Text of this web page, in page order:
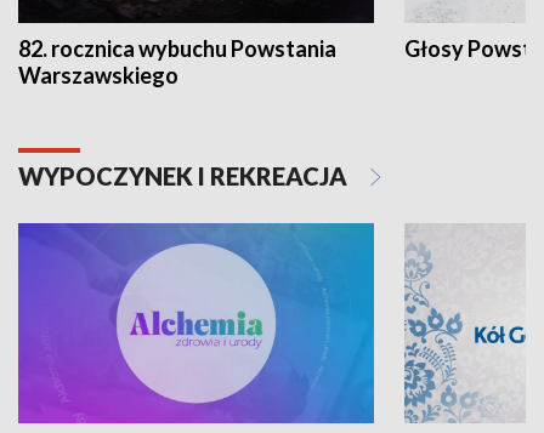
82. rocznica wybuchu Powstania
Warszawskiego
Głosy
WYPOCZYNEK I REKREACJA